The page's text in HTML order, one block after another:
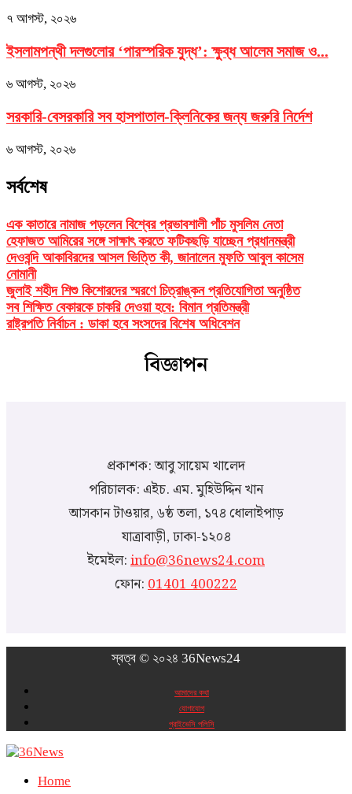
৭ আগস্ট, ২০২৬
ইসলামপন্থী দলগুলোর ‘পারস্পরিক যুদ্ধ’: ক্ষুব্ধ আলেম সমাজ ও...
৬ আগস্ট, ২০২৬
সরকারি-বেসরকারি সব হাসপাতাল-ক্লিনিকের জন্য জরুরি নির্দেশ
৬ আগস্ট, ২০২৬
সর্বশেষ
এক কাতারে নামাজ পড়লেন বিশ্বের প্রভাবশালী পাঁচ মুসলিম নেতা
হেফাজত আমিরের সঙ্গে সাক্ষাৎ করতে ফটিকছড়ি যাচ্ছেন প্রধানমন্ত্রী
দেওবন্দি আকাবিরদের আসল ভিত্তি কী, জানালেন মুফতি আবুল কাসেম
নোমানী
জুলাই শহীদ শিশু কিশোরদের স্মরণে চিত্রাঙ্কন প্রতিযোগিতা অনুষ্ঠিত
সব শিক্ষিত বেকারকে চাকরি দেওয়া হবে: বিমান প্রতিমন্ত্রী
রাষ্ট্রপতি নির্বাচন : ডাকা হবে সংসদের বিশেষ অধিবেশন
বিজ্ঞাপন
প্রকাশক: আবু সায়েম খালেদ
পরিচালক: এইচ. এম. মুহিউদ্দিন খান
আসকান টাওয়ার, ৬ষ্ঠ তলা, ১৭৪ ধোলাইপাড়
যাত্রাবাড়ী, ঢাকা-১২০৪
ইমেইল:info@36news24.com
ফোন:01401 400222
স্বত্ব © ২০২৪ 36News24
আমাদের কথা
যোগাযোগ
প্রাইভেসি পলিসি
Home